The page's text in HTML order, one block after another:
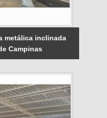
metálica inclinada
Campinas